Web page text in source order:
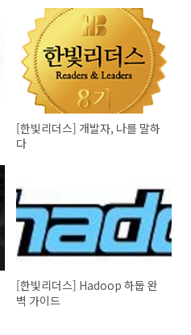
[한빛리더스] 개발자, 나를 말하
다
[한빛리더스] Hadoop 하둡 완
벽 가이드